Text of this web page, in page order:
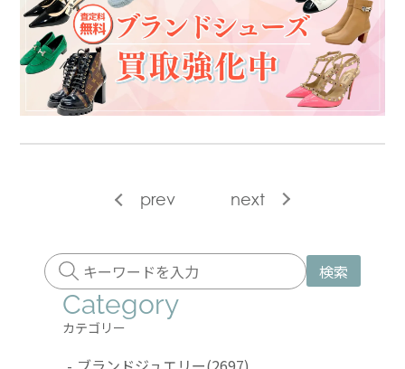
prev next
検索
Category
カテゴリー